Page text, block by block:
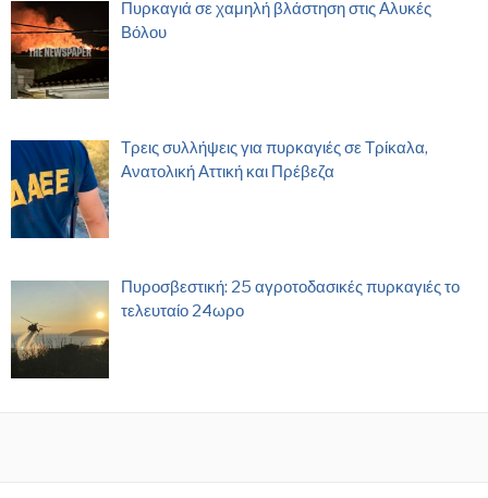
Πυρκαγιά σε χαμηλή βλάστηση στις Αλυκές
Βόλου
Τρεις συλλήψεις για πυρκαγιές σε Τρίκαλα,
Ανατολική Αττική και Πρέβεζα
Πυροσβεστική: 25 αγροτοδασικές πυρκαγιές το
τελευταίο 24ωρο